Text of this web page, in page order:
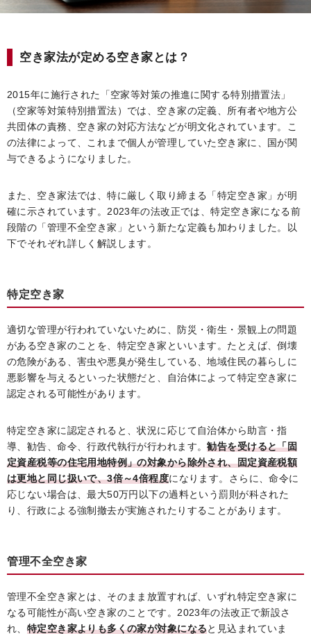
空き家法が定める空き家とは？
2015年に施行された「空家等対策の推進に関する特別措置法」
（空家等対策特別措置法）では、空き家の定義、所有者や地方公
共団体の責務、空き家の対応方法などが明文化されています。こ
の法律によって、これまで個人が管理していた空き家に、国が関
与できるようになりました。
また、空き家法では、特に厳しく取り締まる「特定空き家」が明
確に示されています。2023年の法改正では、特定空き家になる前
段階の「管理不全空き家」という新たな定義も加わりました。以
下でそれぞれ詳しく解説します。
特定空き家
適切な管理が行われていないために、防災・衛生・景観上の問題
がある空き家のことを、特定空き家といいます。たとえば、倒壊
の危険がある、害虫や悪臭が発生している、地域住民の暮らしに
悪影響を与えるといった状態だと、自治体によって特定空き家に
認定される可能性があります。
特定空き家に認定されると、状況に応じて自治体から助言・指
導、勧告、命令、行政代執行が行われます。勧告を受けると「固
定資産税等の住宅用地特例」の対象から除外され、固定資産税額
は更地と同じ扱いで、3倍～4倍程度になります。さらに、命令に
応じない場合は、最大50万円以下の過料という罰則が科された
り、行政による強制撤去が実施されたりすることがあります。
管理不全空き家
管理不全空き家とは、そのまま放置すれば、いずれ特定空き家に
なる可能性が高い空き家のことです。2023年の法改正で新設さ
れ、 特定空き家よりも多くの家が対象になると見込まれていま